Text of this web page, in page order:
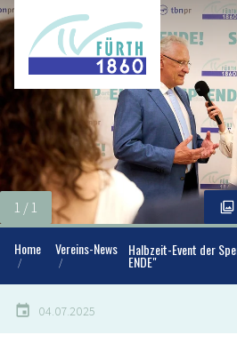
Home Vereins-News Halbzeit-Event der
ENDE"
04.07.2025